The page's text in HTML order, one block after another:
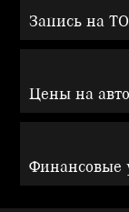
Запись на ТО
Цены на
Финансовые